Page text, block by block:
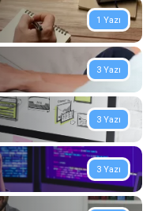
1 Yazı
3 Yazı
3 Yazı
3 Yazı